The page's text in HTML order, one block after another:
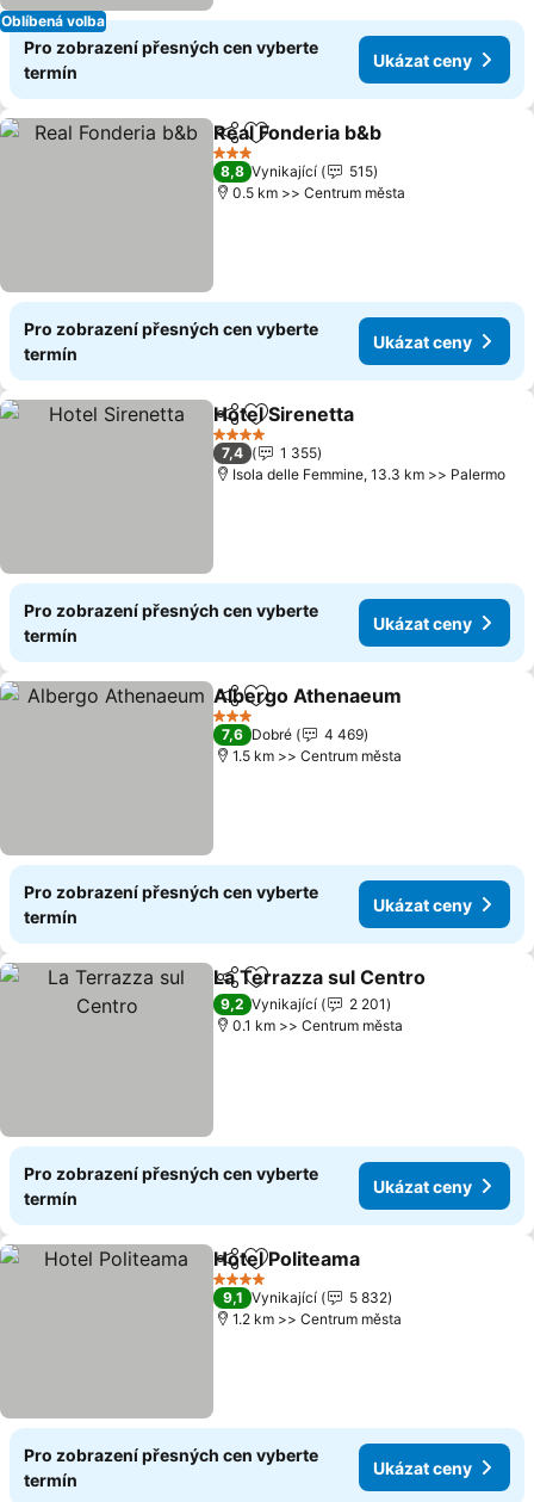
Oblíbená volba
Pro zobrazení přesných cen vyberte
termín
Ukázat ceny
SdíletPřidat na seznam oblíbených
Real Fonderia b&b
3 Počet hvězdiček
8,8 Vynikající
515
0.5 km >> Centrum města
Pro zobrazení přesných cen vyberte
termín
Ukázat ceny
SdíletPřidat na seznam oblíbených
Hotel Sirenetta
4 Počet hvězdiček
7,4
1 355
Isola delle Femmine, 13.3 km >> Palermo
Pro zobrazení přesných cen vyberte
termín
Ukázat ceny
SdíletPřidat na seznam oblíbených
Albergo Athenaeum
3 Počet hvězdiček
7,6 Dobré
4 469
1.5 km >> Centrum města
Pro zobrazení přesných cen vyberte
termín
Ukázat ceny
SdíletPřidat na seznam oblíbených
La Terrazza sul Centro
9,2 Vynikající
2 201
0.1 km >> Centrum města
Pro zobrazení přesných cen vyberte
termín
Ukázat ceny
SdíletPřidat na seznam oblíbených
Hotel Politeama
4 Počet hvězdiček
9,1 Vynikající
5 832
1.2 km >> Centrum města
Pro zobrazení přesných cen vyberte
termín
Ukázat ceny